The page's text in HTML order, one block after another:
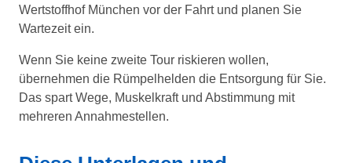
Wertstoffhof München vor der Fahrt und planen Sie
Wartezeit ein.
Wenn Sie keine zweite Tour riskieren wollen,
übernehmen die Rümpelhelden die Entsorgung für Sie.
Das spart Wege, Muskelkraft und Abstimmung mit
mehreren Annahmestellen.